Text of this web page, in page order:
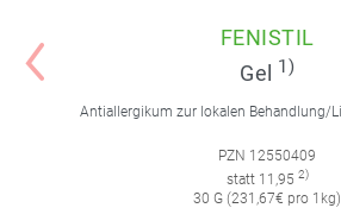
FENISTIL
Gel
1)
PZN 12550409
statt 11,95 2)
30 G (231,67€ pro 1kg)